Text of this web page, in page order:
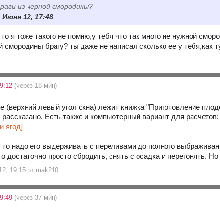
из черной смородины?
Июня 12, 17:48
то я тоже такого не помню,у тебя что так много не нужной
смородины брагу? ты даже не написал сколько ее у тебя,как
(через 18 мин)
(верхний левый угол окна) лежит книжка "Приготовление
рассказано. Есть также и компьютерный вариант для
ягод]
надо его выдерживать с переливами до полного
достаточно просто сбродить, снять с осадка и перегонять.
19:15 от mak210
(через 37 мин)